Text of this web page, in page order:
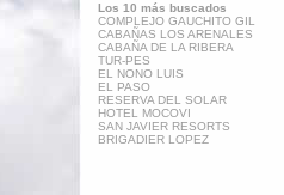
Los 10 más buscados
COMPLEJO GAUCHITO GIL
CABAÑAS LOS ARENALES
CABAÑA DE LA RIBERA
TUR-PES
EL NONO LUIS
EL PASO
RESERVA DEL SOLAR
HOTEL MOCOVI
SAN JAVIER RESORTS
BRIGADIER LOPEZ